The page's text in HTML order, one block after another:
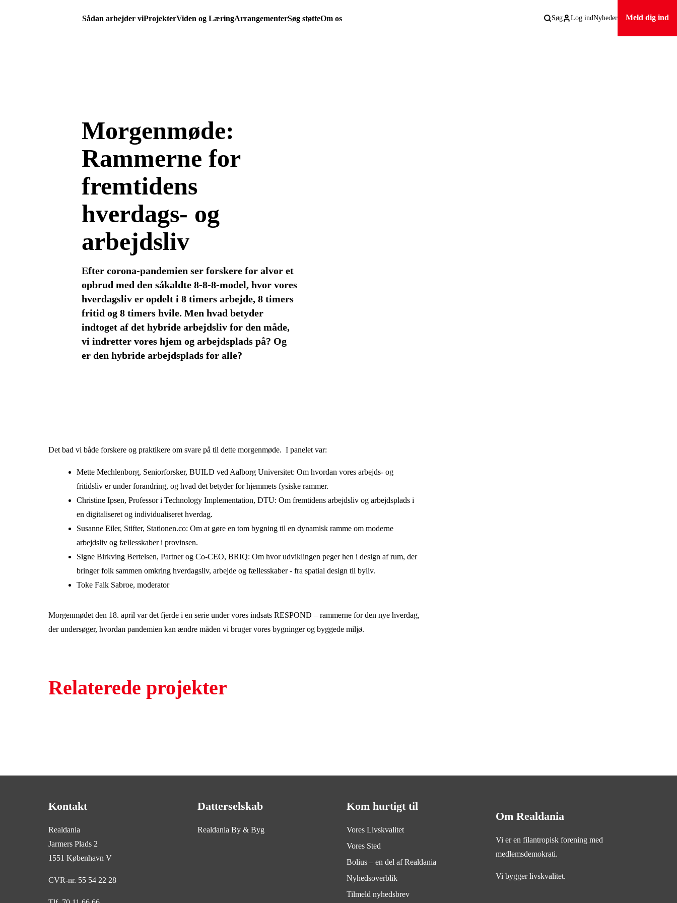
Sådan arbejder viProjekterViden og LæringArrangementerSøg støtteOm os Søg Log indNyheder Meld dig ind
Morgenmøde:
Rammerne for
fremtidens
hverdags- og
arbejdsliv
Efter corona-pandemien ser forskere for alvor et
opbrud med den såkaldte 8-8-8-model, hvor vores
hverdagsliv er opdelt i 8 timers arbejde, 8 timers
fritid og 8 timers hvile. Men hvad betyder
indtoget af det hybride arbejdsliv for den måde,
vi indretter vores hjem og arbejdsplads på? Og
er den hybride arbejdsplads for alle?
Det bad vi både forskere og praktikere om svare på til dette morgenmøde. I panelet var:
Mette Mechlenborg, Seniorforsker, BUILD ved Aalborg Universitet: Om hvordan vores arbejds- og
fritidsliv er under forandring, og hvad det betyder for hjemmets fysiske rammer.
Christine Ipsen, Professor i Technology Implementation, DTU: Om fremtidens arbejdsliv og arbejdsplads i
en digitaliseret og individualiseret hverdag.
Susanne Eiler, Stifter, Stationen.co: Om at gøre en tom bygning til en dynamisk ramme om moderne
arbejdsliv og fællesskaber i provinsen.
Signe Birkving Bertelsen, Partner og Co-CEO, BRIQ: Om hvor udviklingen peger hen i design af rum, der
bringer folk sammen omkring hverdagsliv, arbejde og fællesskaber - fra spatial design til byliv.
Toke Falk Sabroe, moderator
Morgenmødet den 18. april var det fjerde i en serie under vores indsats RESPOND – rammerne for den nye hverdag,
der undersøger, hvordan pandemien kan ændre måden vi bruger vores bygninger og byggede miljø.
Relaterede projekter
Kontakt
Realdania
Jarmers Plads 2
1551 København V
CVR-nr. 55 54 22 28
Datterselskab
Realdania By & Byg
Kom hurtigt til
Vores Livskvalitet
Vores Sted
Bolius – en del af Realdania
Nyhedsoverblik
Tilmeld nyhedsbrev
Om Realdania
Vi er en filantropisk forening med
medlemsdemokrati.
Vi bygger livskvalitet.